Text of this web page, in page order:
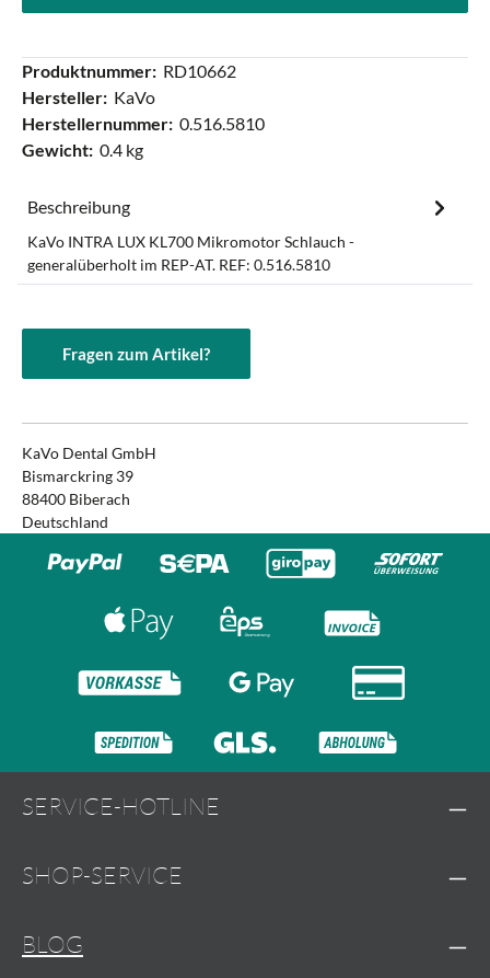
Produktnummer: RD10662
Hersteller: KaVo
Herstellernummer: 0.516.5810
Gewicht: 0.4 kg
Beschreibung
KaVo INTRA LUX KL700 Mikromotor Schlauch -
generalüberholt im REP-AT. REF: 0.516.5810
Fragen zum Artikel?
KaVo Dental GmbH
Bismarckring 39
88400 Biberach
Deutschland
SERVICE-HOTLINE
SHOP-SERVICE
BLOG